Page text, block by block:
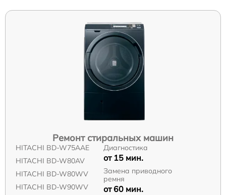
Ремонт стиральных машин
HITACHI BD-W75AAE
HITACHI BD-W80AV
HITACHI BD-W80WV
HITACHI BD-W90WV
Диагностика
от 15 мин.
Замена приводного
ремня
от 60 мин.